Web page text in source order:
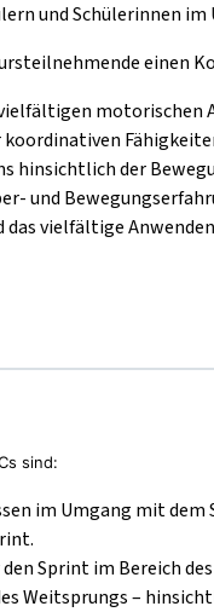
und Schülerinnen
einen
motorischen
koordinativen
hinsichtlich der
und
das vielfältige
sind:
im Umgang mit
Sprint im Bereich
Weitsprungs –